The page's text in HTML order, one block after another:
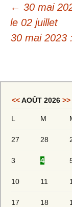
← 30 mai
le 02 juillet
30 mai 2023
<<AOÛT 2026 >>
L M
27 28
3 4
10 11
17 18